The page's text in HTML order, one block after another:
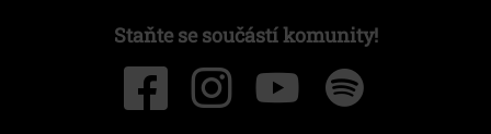
Staňte se součástí komunity!